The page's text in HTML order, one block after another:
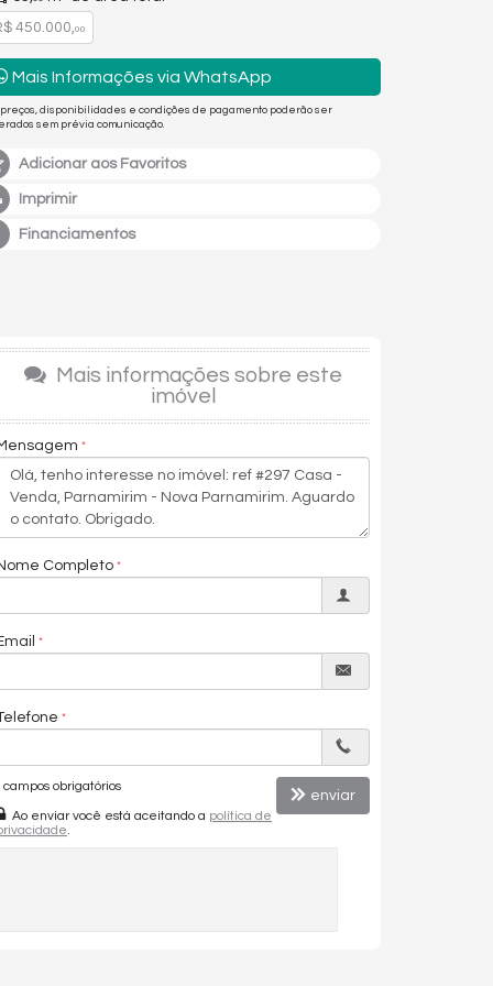
450.000,00
Mais Informações via WhatsApp
preços, disponibilidades e condições de pagamento poderão ser
sem prévia comunicação.
Adicionar aos Favoritos
Imprimir
Financiamentos
Mais informações sobre este
imóvel
Completo
campos obrigatórios
Ao enviar você está aceitando a política de
enviar